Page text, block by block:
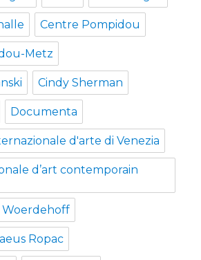
Centre Pompidou
Metz
Cindy Sherman
Documenta
d'arte di Venezia
d’art contemporain
Woerdehoff
Ropac